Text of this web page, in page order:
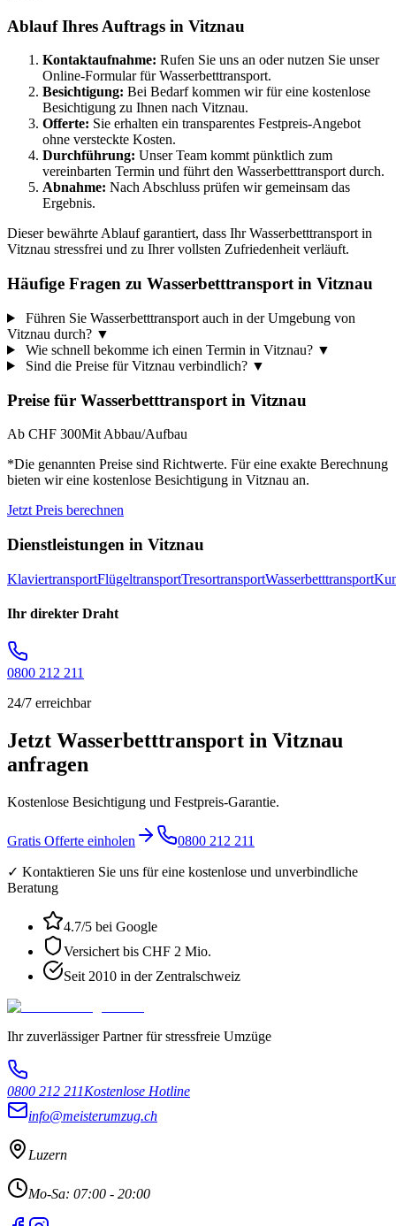
Ablauf Ihres Auftrags in Vitznau
Kontaktaufnahme: Rufen Sie uns an oder nutzen Sie unser
Online-Formular für Wasserbetttransport.
Besichtigung: Bei Bedarf kommen wir für eine kostenlose
Besichtigung zu Ihnen nach Vitznau.
Offerte: Sie erhalten ein transparentes Festpreis-Angebot
ohne versteckte Kosten.
Durchführung: Unser Team kommt pünktlich zum
vereinbarten Termin und führt den Wasserbetttransport durch.
Abnahme: Nach Abschluss prüfen wir gemeinsam das
Ergebnis.
Dieser bewährte Ablauf garantiert, dass Ihr Wasserbetttransport in
Vitznau stressfrei und zu Ihrer vollsten Zufriedenheit verläuft.
Häufige Fragen zu Wasserbetttransport in Vitznau
Führen Sie Wasserbetttransport auch in der Umgebung von
Vitznau durch? ▼
Wie schnell bekomme ich einen Termin in Vitznau? ▼
Sind die Preise für Vitznau verbindlich? ▼
Preise für Wasserbetttransport in Vitznau
Ab CHF 300Mit Abbau/Aufbau
*Die genannten Preise sind Richtwerte. Für eine exakte Berechnung
bieten wir eine kostenlose Besichtigung in Vitznau an.
Jetzt Preis berechnen
Dienstleistungen in Vitznau
KlaviertransportFlügeltransportTresortransportWasserbetttransport
Ihr direkter Draht
0800 212 211
24/7 erreichbar
Jetzt Wasserbetttransport in Vitznau
anfragen
Kostenlose Besichtigung und Festpreis-Garantie.
Gratis Offerte einholen 0800 212 211
✓ Kontaktieren Sie uns für eine kostenlose und unverbindliche
Beratung
4.7/5 bei Google
Versichert bis CHF 2 Mio.
Seit 2010 in der Zentralschweiz
Ihr zuverlässiger Partner für stressfreie Umzüge
0800 212 211Kostenlose Hotline
info@meisterumzug.ch
Luzern
Mo-Sa: 07:00 - 20:00